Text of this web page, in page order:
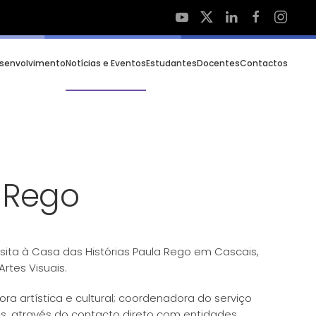
Notícias e EventosEstudantesDocentesContactos
à Casa das Histórias Paula Rego em Cascais,
Visuais.
artística e cultural; coordenadora do serviço